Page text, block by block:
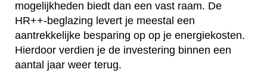
mogelijkheden biedt dan een vast raam. De
HR++-beglazing levert je meestal een
aantrekkelijke besparing op op je energiekosten.
Hierdoor verdien je de investering binnen een
aantal jaar weer terug.